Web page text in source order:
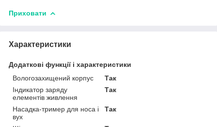
Приховати
Характеристики
Додаткові функції і характеристики
Вологозахищений корпус
Так
Індикатор заряду
елементів живлення
Так
Насадка-тример для носа і
вух
Так